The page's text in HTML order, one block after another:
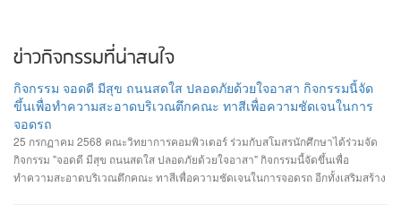
ข่าวกิจกรรมที่น่าสนใจ
กิจกรรม จอดดี มีสุข ถนนสดใส ปลอดภัยด้วยใจอาสา กิจกรรมนี้จัด
ขึ้นเพื่อทำความสะอาดบริเวณตึกคณะ ทาสีเพื่อความชัดเจนในการ
จอดรถ
25 กรกฏาคม 2568 คณะวิทยาการคอมพิวเตอร์ ร่วมกับสโมสรนักศึกษาได้ร่วมจัด
กิจกรรม "จอดดี มีสุข ถนนสดใส ปลอดภัยด้วยใจอาสา" กิจกรรมนี้จัดขึ้นเพื่อ
ทำความสะอาดบริเวณตึกคณะ ทาสีเพื่อความชัดเจนในการจอดรถ อีกทั้งเสริมสร้าง